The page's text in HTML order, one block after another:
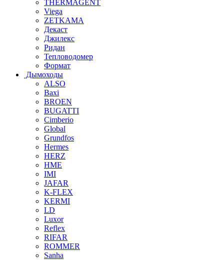
THERMAGENT
Viega
ZETKAMA
Декаст
Джилекс
Ридан
Тепловодомер
Формат
Дымоходы
ALSO
Baxi
BROEN
BUGATTI
Cimberio
Global
Grundfos
Hermes
HERZ
HME
IMI
JAFAR
K-FLEX
KERMI
LD
Luxor
Reflex
RIFAR
ROMMER
Sanha